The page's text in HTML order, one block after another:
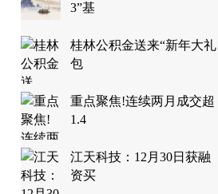
3”基
桂林公积金送来“新年大礼
包
重点聚焦!连续两月成交超
1.4
江天科技：12月30日获融
资买